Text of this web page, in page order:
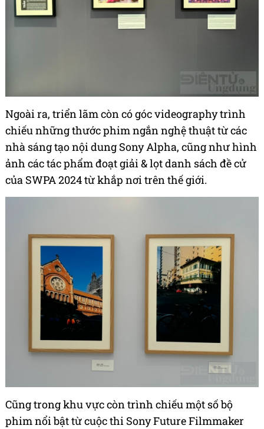
Ngoài ra, triển lãm còn có góc videography trình
chiếu những thước phim ngắn nghệ thuật từ các
nhà sáng tạo nội dung Sony Alpha, cũng như hình
ảnh các tác phẩm đoạt giải & lọt danh sách đề cử
của SWPA 2024 từ khắp nơi trên thế giới.
Cũng trong khu vực còn trình chiếu một số bộ
phim nổi bật từ cuộc thi Sony Future Filmmaker